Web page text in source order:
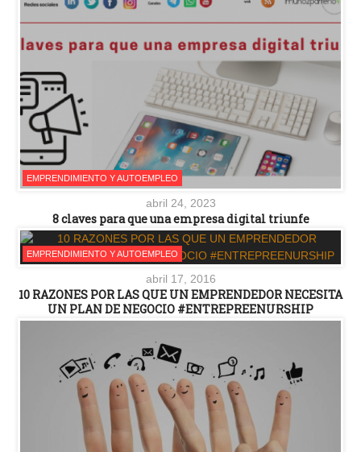
EMPRENDIMIENTO Y AUTOEMPLEO
abril 24, 2023
8 claves para que una empresa digital triunfe
EMPRENDIMIENTO Y AUTOEMPLEO
abril 17, 2016
10 RAZONES POR LAS QUE UN EMPRENDEDOR NECESITA
UN PLAN DE NEGOCIO #ENTREPREENURSHIP